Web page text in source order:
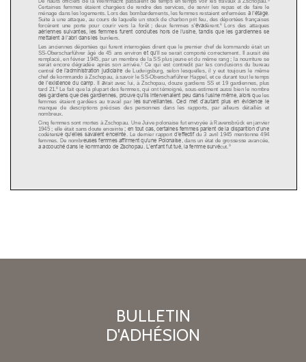
BULLETIN
D'ADHÉSION